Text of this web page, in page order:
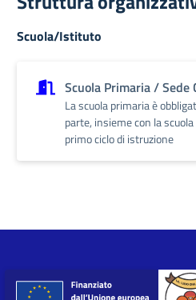
Scuola/Istituto
Scuola Primaria / Sede
La scuola primaria è
parte, insieme con la
primo ciclo di istruzione